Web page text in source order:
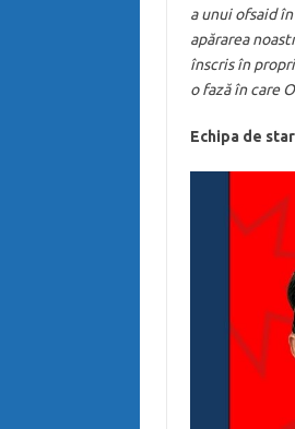
a unui ofsaid
apărarea
înscris în
o fază în care
Echipa de